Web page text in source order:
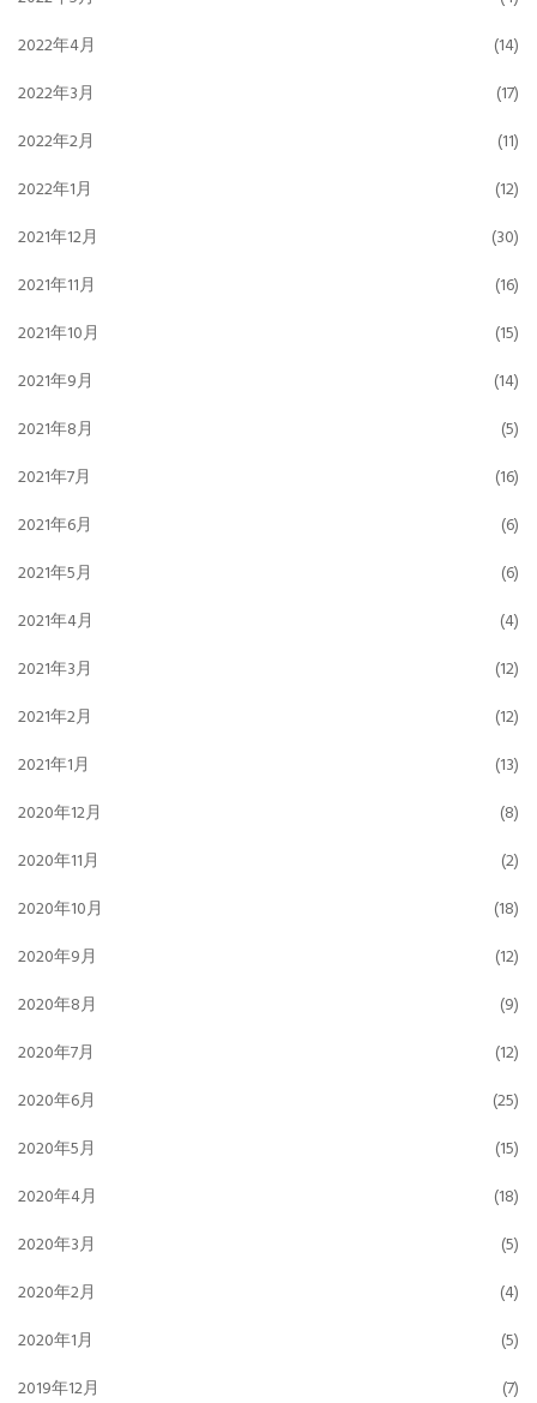
2022年4月
(14)
2022年3月
(17)
2022年2月
(11)
2022年1月
(12)
2021年12月
(30)
2021年11月
(16)
2021年10月
(15)
2021年9月
(14)
2021年8月
(5)
2021年7月
(16)
2021年6月
(6)
2021年5月
(6)
2021年4月
(4)
2021年3月
(12)
2021年2月
(12)
2021年1月
(13)
2020年12月
(8)
2020年11月
(2)
2020年10月
(18)
2020年9月
(12)
2020年8月
(9)
2020年7月
(12)
2020年6月
(25)
2020年5月
(15)
2020年4月
(18)
2020年3月
(5)
2020年2月
(4)
2020年1月
(5)
2019年12月
(7)